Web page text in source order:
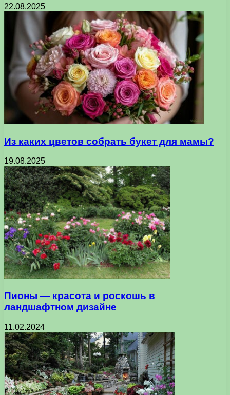
22.08.2025
Из каких цветов собрать букет для мамы?
19.08.2025
Пионы — красота и роскошь в
ландшафтном дизайне
11.02.2024